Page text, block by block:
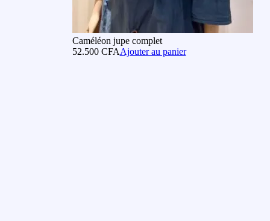
Caméléon jupe complet
52.500 CFAAjouter au panier